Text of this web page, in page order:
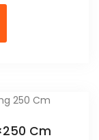
Cm